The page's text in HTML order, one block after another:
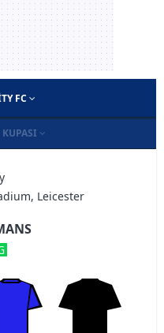
FC
Leicester